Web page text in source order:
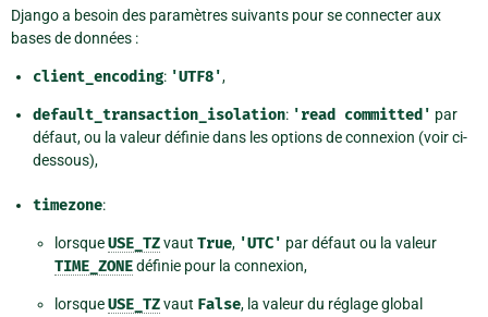
Django a besoin des paramètres suivants pour se connecter aux
bases de données :
client_encoding: 'UTF8',
default_transaction_isolation: 'read committed' par
défaut, ou la valeur définie dans les options de connexion (voir ci-
dessous),
timezone:
lorsqueUSE_TZvaut True, 'UTC' par défaut ou la valeur
TIME_ZONEdéfinie pour la connexion,
lorsqueUSE_TZvaut False, la valeur du réglage global